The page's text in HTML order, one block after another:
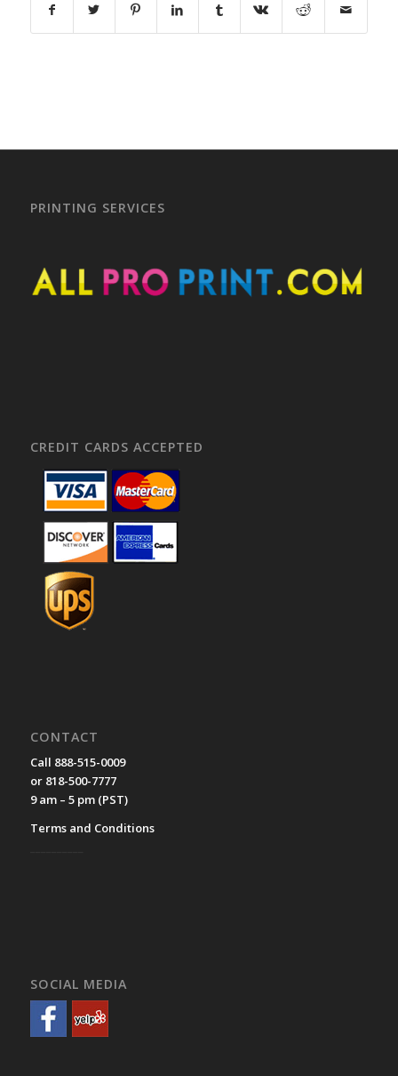
PRINTING SERVICES
CREDIT CARDS ACCEPTED
CONTACT
Call 888-515-0009
or 818-500-7777
9 am – 5 pm (PST)
Terms and Conditions
SOCIAL MEDIA